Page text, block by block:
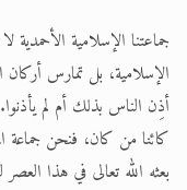
جماعتنا الإسلامية
الإسلامية، بل تمارس أركان
أذِن الناس بذلك أم لم
كائنا من كان، فنحن جماعة
بعثه الله تعالى في هذا